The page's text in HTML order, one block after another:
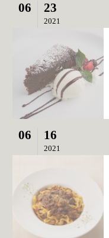
06 23
2021
06 16
2021